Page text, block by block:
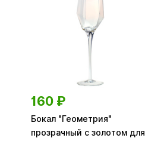
160 ₽
Бокал "Геометрия"
прозрачный с золотом для